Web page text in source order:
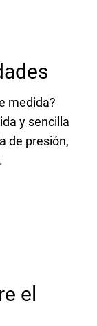
medida?
y sencilla
de presión,
el